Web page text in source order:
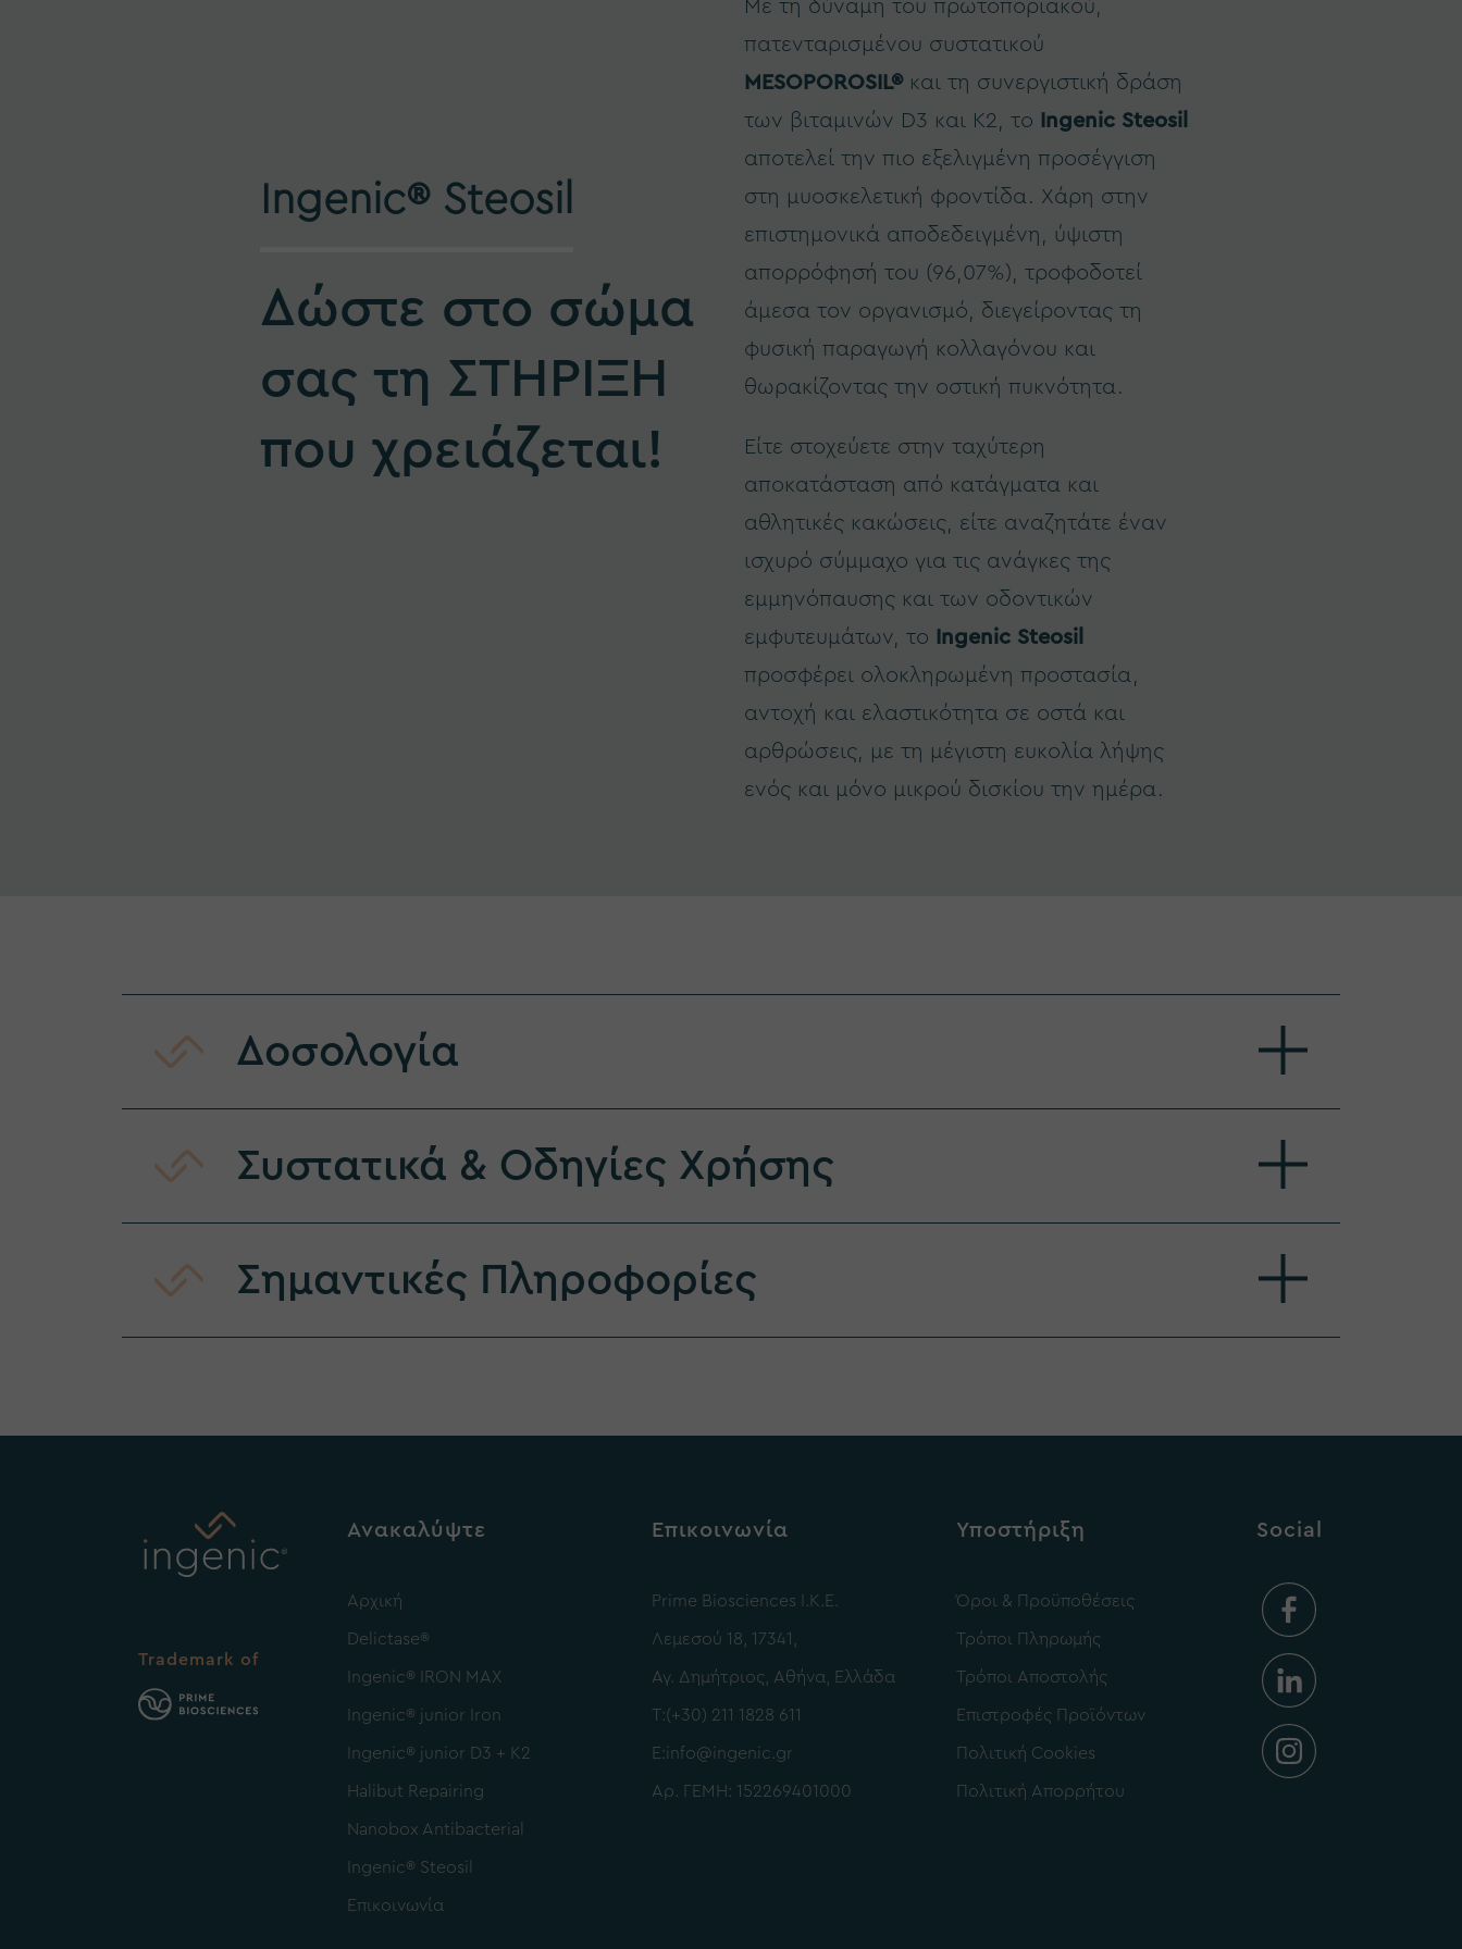
Ingenic® Steosil
Δώστε στο σώμα
σας τη ΣΤΗΡΙΞΗ
που χρειάζεται!
Με τη δύναμη του πρωτοποριακού,
πατενταρισμένου συστατικού
MESOPOROSIL®και τη συνεργιστική δράση
των βιταμινών D3 και K2, το
Ingenic Steosil
αποτελεί την πιο εξελιγμένη προσέγγιση
στη μυοσκελετική φροντίδα. Χάρη στην
επιστημονικά αποδεδειγμένη, ύψιστη
απορρόφησή του (96,07%), τροφοδοτεί
άμεσα τον οργανισμό, διεγείροντας τη
φυσική παραγωγή κολλαγόνου και
θωρακίζοντας την οστική πυκνότητα.
Είτε στοχεύετε στην ταχύτερη
αποκατάσταση από κατάγματα και
αθλητικές κακώσεις, είτε αναζητάτε έναν
ισχυρό σύμμαχο για τις ανάγκες της
εμμηνόπαυσης και των οδοντικών
εμφυτευμάτων, το
Ingenic Steosil
προσφέρει ολοκληρωμένη προστασία,
αντοχή και ελαστικότητα σε οστά και
αρθρώσεις, με τη μέγιστη ευκολία λήψης
ενός και μόνο μικρού δισκίου την ημέρα.
Δοσολογία
Συστατικά & Οδηγίες Χρήσης
Σημαντικές Πληροφορίες
Trademark of
Ανακαλύψτε
Αρχική
Delictase®
Ingenic® IRON MAX
Ingenic® junior Iron
Ingenic® junior D3 + K2
Halibut Repairing
Nanobox Antibacterial
Ingenic® Steosil
Επικοινωνία
Επικοινωνία
Prime Biosciences I.K.E.
Λεμεσού 18, 17341,
Αγ. Δημήτριος, Αθήνα, Ελλάδα
Τ:(+30) 211 1828 611
Ε:info@ingenic.gr
Αρ. ΓΕΜΗ: 152269401000
Υποστήριξη
Όροι & Προϋποθέσεις
Τρόποι Πληρωμής
Τρόποι Αποστολής
Επιστροφές Προϊόντων
Πολιτική Cookies
Πολιτική Απορρήτου
Social